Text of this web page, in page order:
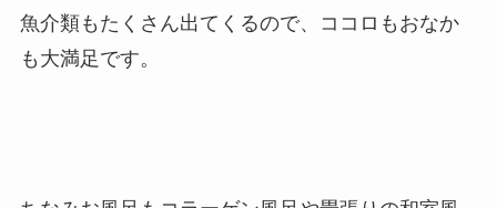
魚介類もたくさん出てくるので、ココロもおなか
も大満足です。